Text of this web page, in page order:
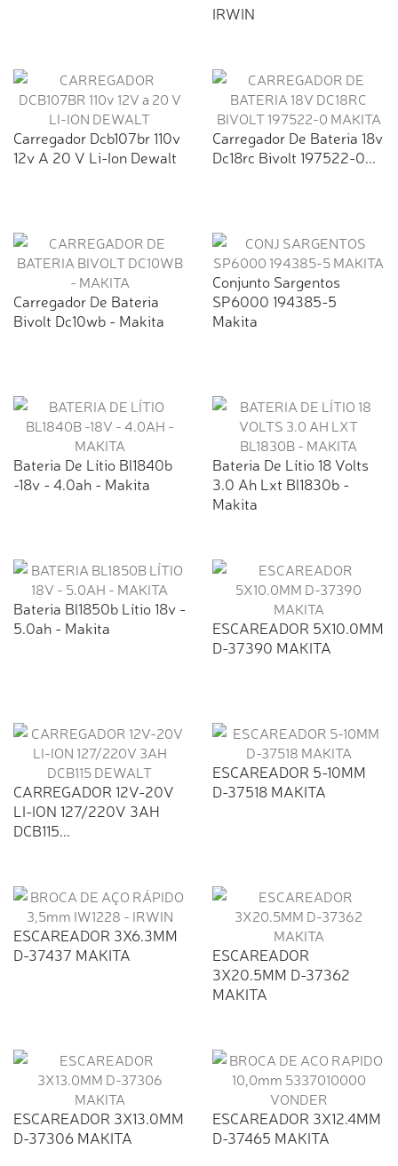
IRWIN
Carregador Dcb107br 110v
12v A 20 V Li-Ion Dewalt
Carregador De Bateria 18v
Dc18rc Bivolt 197522-0...
Carregador De Bateria
Bivolt Dc10wb - Makita
Conjunto Sargentos
SP6000 194385-5
Makita
Bateria De Lítio Bl1840b
-18v - 4.0ah - Makita
Bateria De Lítio 18 Volts
3.0 Ah Lxt Bl1830b -
Makita
Bateria Bl1850b Lítio 18v -
5.0ah - Makita
ESCAREADOR 5X10.0MM
D-37390 MAKITA
CARREGADOR 12V-20V
LI-ION 127/220V 3AH
DCB115...
ESCAREADOR 5-10MM
D-37518 MAKITA
ESCAREADOR 3X6.3MM
D-37437 MAKITA
ESCAREADOR
3X20.5MM D-37362
MAKITA
ESCAREADOR 3X13.0MM
D-37306 MAKITA
ESCAREADOR 3X12.4MM
D-37465 MAKITA